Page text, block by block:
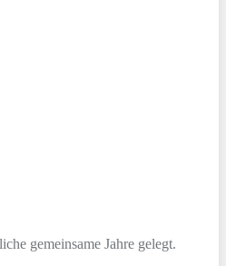
gemeinsame Jahre gelegt.